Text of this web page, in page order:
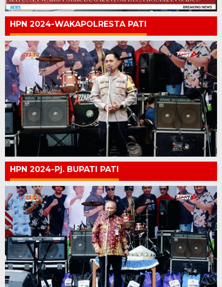
HPN 2024-WAKAPOLRESTA PATI
HPN 2024-Pj. BUPATI PATI